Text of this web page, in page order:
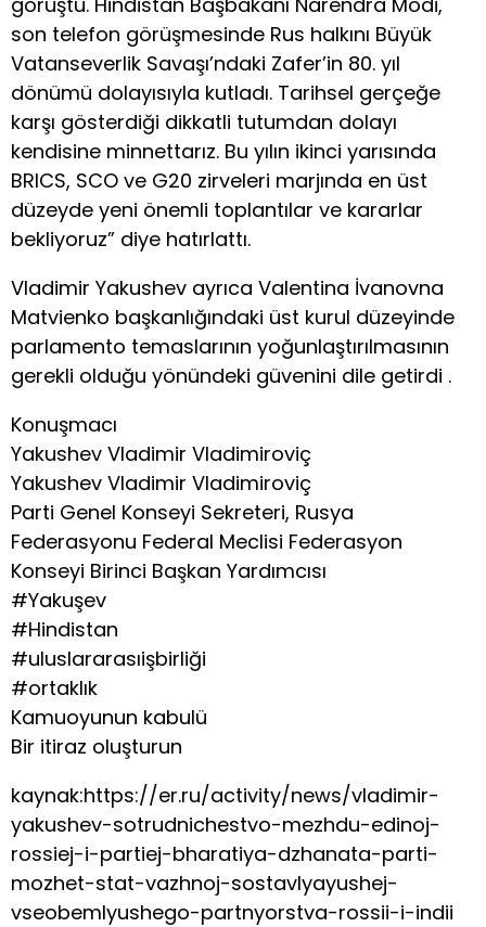
son telefon görüşmesinde Rus halkını Büyük
Vatanseverlik Savaşı’ndaki Zafer’in 80. yıl
dönümü dolayısıyla kutladı. Tarihsel gerçeğe
karşı gösterdiği dikkatli tutumdan dolayı
kendisine minnettarız. Bu yılın ikinci yarısında
BRICS, SCO ve G20 zirveleri marjında ​​en üst
düzeyde yeni önemli toplantılar ve kararlar
bekliyoruz” diye hatırlattı.
Vladimir Yakushev ayrıca Valentina İvanovna
Matvienko başkanlığındaki üst kurul düzeyinde
parlamento temaslarının yoğunlaştırılmasının
gerekli olduğu yönündeki güvenini dile getirdi .
Konuşmacı
Yakushev Vladimir Vladimiroviç
Yakushev Vladimir Vladimiroviç
Parti Genel Konseyi Sekreteri, Rusya
Federasyonu Federal Meclisi Federasyon
Konseyi Birinci Başkan Yardımcısı
#Yakuşev
#Hindistan
#uluslararasıişbirliği
#ortaklık
Kamuoyunun kabulü
Bir itiraz oluşturun
kaynak:https://er.ru/activity/news/vladimir-
yakushev-sotrudnichestvo-mezhdu-edinoj-
rossiej-i-partiej-bharatiya-dzhanata-parti-
mozhet-stat-vazhnoj-sostavlyayushej-
vseobemlyushego-partnyorstva-rossii-i-indii